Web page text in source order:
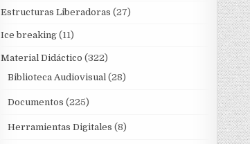
Estructuras Liberadoras (27)
Ice breaking(11)
Material Didáctico (322)
Biblioteca Audiovisual(28)
Documentos (225)
Herramientas Digitales (8)